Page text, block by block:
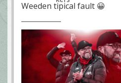
Weeden tipical fault 😀